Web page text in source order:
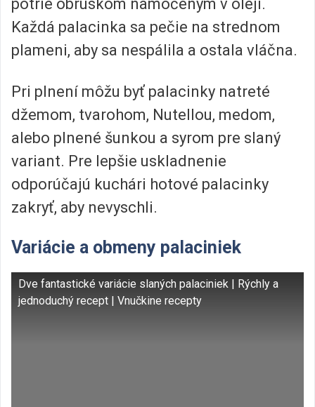
potrie obrúskom namočeným v oleji.
Každá palacinka sa pečie na strednom
plameni, aby sa nespálila a ostala vláčna.
Pri plnení môžu byť palacinky natreté
džemom, tvarohom, Nutellou, medom,
alebo plnené šunkou a syrom pre slaný
variant. Pre lepšie uskladnenie
odporúčajú kuchári hotové palacinky
zakryť, aby nevyschli.
Variácie a obmeny palaciniek
Dve fantastické variácie slaných palaciniek | Rýchly a
jednoduchý recept | Vnučkine recepty